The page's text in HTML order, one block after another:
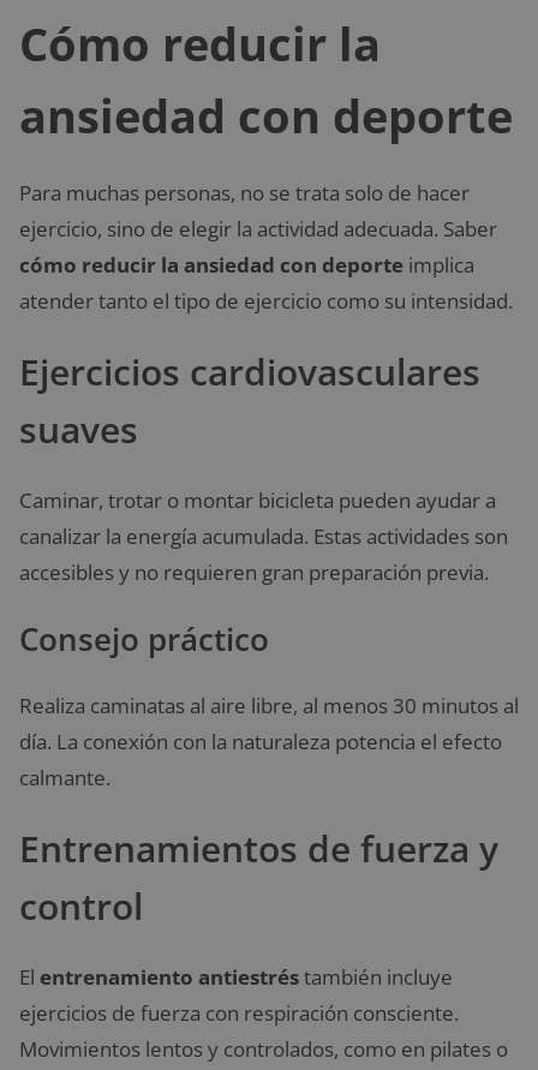
Cómo reducir la
ansiedad con deporte
Para muchas personas, no se trata solo de hacer
ejercicio, sino de elegir la actividad adecuada. Saber
cómo reducir la ansiedad con deporte implica
atender tanto el tipo de ejercicio como su intensidad.
Ejercicios cardiovasculares
suaves
Caminar, trotar o montar bicicleta pueden ayudar a
canalizar la energía acumulada. Estas actividades son
accesibles y no requieren gran preparación previa.
Consejo práctico
Realiza caminatas al aire libre, al menos 30 minutos al
día. La conexión con la naturaleza potencia el efecto
calmante.
Entrenamientos de fuerza y
control
El entrenamiento antiestréstambién incluye
ejercicios de fuerza con respiración consciente.
Movimientos lentos y controlados, como en pilates o